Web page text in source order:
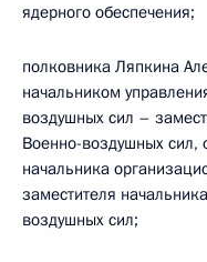
ядерного обеспечения;
полковника Ляпкина
начальником
воздушных сил –
Военно-воздушных сил,
начальника
заместителя
воздушных сил;